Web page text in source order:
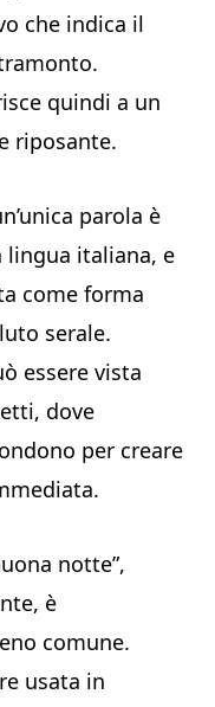
che indica il
quindi a un
riposante.
parola è
lingua italiana, e
come forma
serale.
essere vista
dove
per creare
notte”,
è
comune.
usata in